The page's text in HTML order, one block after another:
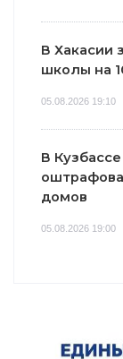
В Хакасии
школы на
05.08.2026 19:10
В
домов
05.08.2026 19:00